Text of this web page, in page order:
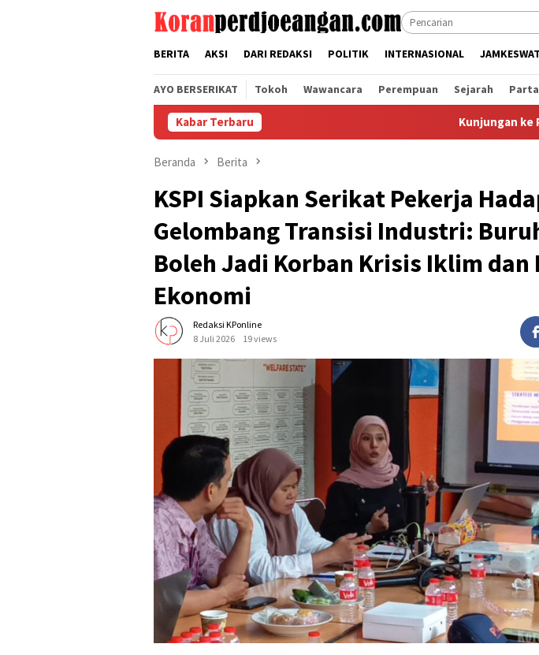
BERITA AKSI DARI REDAKSI POLITIK INTERNASIONAL
AYO BERSERIKAT Tokoh Wawancara Perempuan Sejarah
Kabar Terbaru Kunjungan ke Purwakarta,
Beranda Berita
KSPI Siapkan Serikat Pekerja
Gelombang Transisi Industri:
Boleh Jadi Korban Krisis Iklim dan
Ekonomi
Redaksi KPonline
8 Juli 2026
19 views